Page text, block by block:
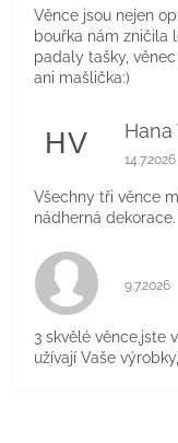
Věnce jsou nejen
bouřka nám zničila
padaly tašky,
ani mašlička:)
HV Hana
14.7.2026
Všechny tři věnce
nádherná dekorace.
9.7.2026
3 skvělé věnce,jste
užívají Vaše